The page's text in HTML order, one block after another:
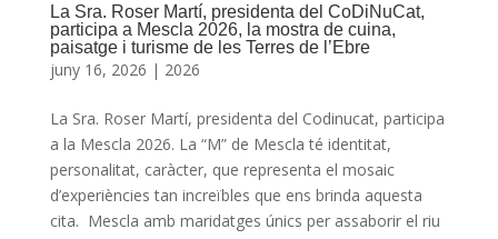
La Sra. Roser Martí, presidenta del CoDiNuCat,
participa a Mescla 2026, la mostra de cuina,
paisatge i turisme de les Terres de l’Ebre
juny 16, 2026 | 2026
La Sra. Roser Martí, presidenta del Codinucat, participa
a la Mescla 2026. La “M” de Mescla té identitat,
personalitat, caràcter, que representa el mosaic
d’experiències tan increïbles que ens brinda aquesta
cita. Mescla amb maridatges únics per assaborir el riu